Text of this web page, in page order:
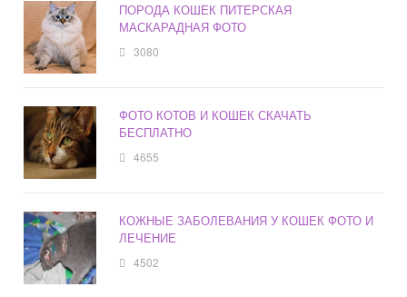
ПОРОДА КОШЕК ПИТЕРСКАЯ
МАСКАРАДНАЯ ФОТО
3080
ФОТО КОТОВ И КОШЕК СКАЧАТЬ
БЕСПЛАТНО
4655
КОЖНЫЕ ЗАБОЛЕВАНИЯ У КОШЕК ФОТО И
ЛЕЧЕНИЕ
4502